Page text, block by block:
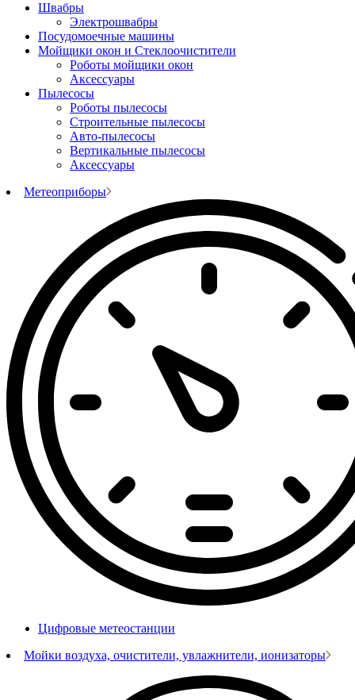
Швабры
Электрошвабры
Посудомоечные машины
Мойщики окон и Стеклоочистители
Роботы мойщики окон
Аксессуары
Пылесосы
Роботы пылесосы
Строительные пылесосы
Авто-пылесосы
Вертикальные пылесосы
Аксессуары
Метеоприборы
Цифровые метеостанции
Мойки воздуха, очистители, увлажнители, ионизаторы